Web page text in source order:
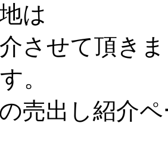
は
させて頂
。
売出し紹介